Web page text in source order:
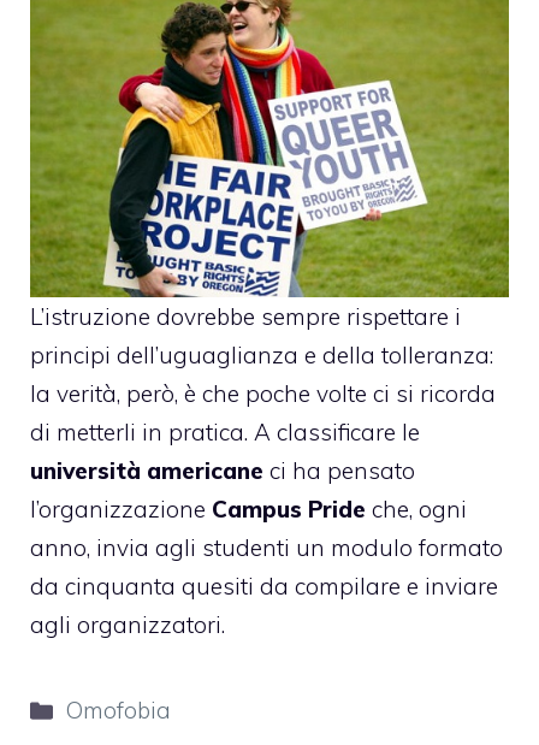
L’istruzione dovrebbe sempre rispettare i
principi dell’uguaglianza e della tolleranza:
la verità, però, è che poche volte ci si ricorda
di metterli in pratica. A classificare le
università americane ci ha pensato
l’organizzazione Campus Pride che, ogni
anno, invia agli studenti un modulo formato
da cinquanta quesiti da compilare e inviare
agli organizzatori.
Categorie
Omofobia